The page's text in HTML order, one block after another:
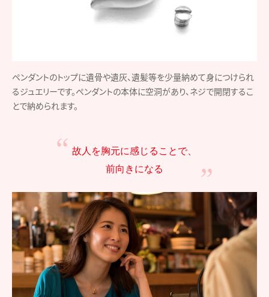
ペンダントのトップに遺骨や遺灰、遺髪等を少量納めて身につけられ
るジュエリーです。ペンダントの本体に空洞があり、ネジで開閉するこ
とで納められます。
故人を胸元に感じることで、
前向きになる